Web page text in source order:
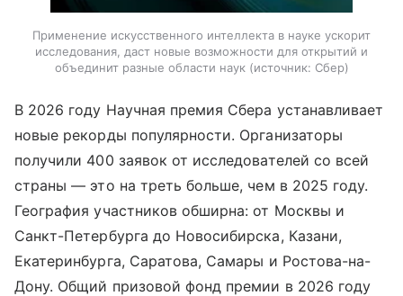
Применение искусственного интеллекта в науке ускорит
исследования, даст новые возможности для открытий и
объединит разные области наук
источник: Сбер
В 2026 году Научная премия Сбера устанавливает
новые рекорды популярности. Организаторы
получили 400 заявок от исследователей со всей
страны — это на треть больше, чем в 2025 году.
География участников обширна: от Москвы и
Санкт-Петербурга до Новосибирска, Казани,
Екатеринбурга, Саратова, Самары и Ростова-на-
Дону. Общий призовой фонд премии в 2026 году